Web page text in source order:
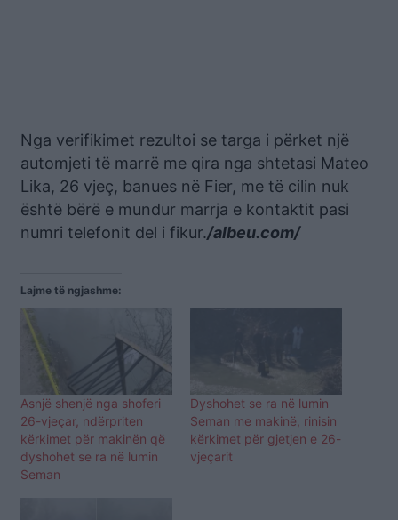
Nga verifikimet rezultoi se targa i përket një
automjeti të marrë me qira nga shtetasi Mateo
Lika, 26 vjeç, banues në Fier, me të cilin nuk
është bërë e mundur marrja e kontaktit pasi
numri telefonit del i fikur./albeu.com/
Lajme të ngjashme:
Asnjë shenjë nga shoferi
26-vjeçar, ndërpriten
kërkimet për makinën që
dyshohet se ra në lumin
Seman
Dyshohet se ra në lumin
Seman me makinë, rinisin
kërkimet për gjetjen e 26-
vjeçarit